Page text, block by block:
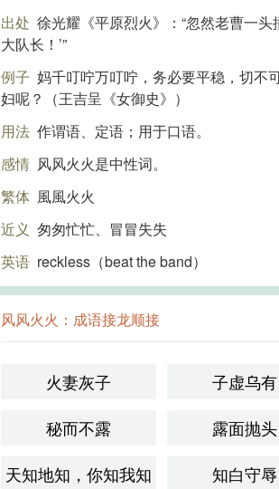
出处 徐光耀《平原烈火》：“忽然老曹一
大队长！’”
例子 妈千叮咛万叮咛，务必要平稳，切不
妇呢？（王吉呈《女御史》）
用法 作谓语、定语；用于口语。
感情 风风火火是中性词。
繁体 風風火火
近义 匆匆忙忙、冒冒失失
英语 reckless（beat the band）
风风火火：成语接龙顺接
火妻灰子 子虚乌有
秘而不露
露面抛头
天知地知，你知我知
知白守辱